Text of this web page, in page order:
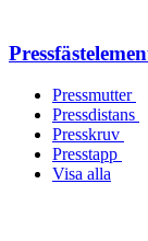
Pressmutter
Pressdistans
Presskruv
Presstapp
Visa alla